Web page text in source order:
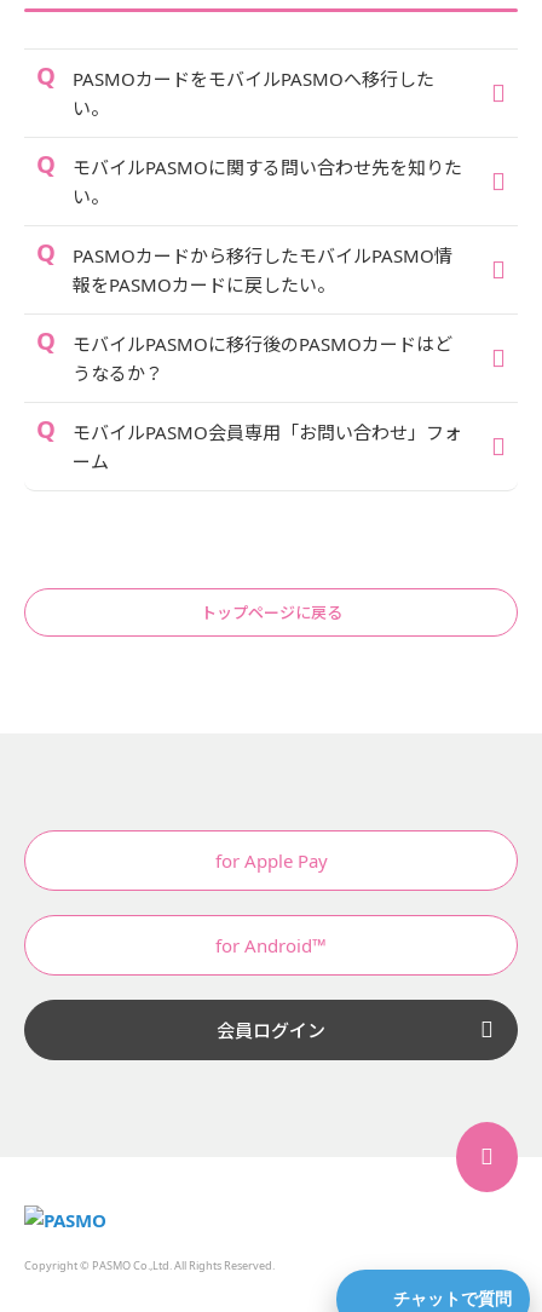
チャットで質問
PASMOカードをモバイルPASMOへ移行した
い。
モバイルPASMOに関する問い合わせ先を知りた
い。
PASMOカードから移行したモバイルPASMO情
報をPASMOカードに戻したい。
モバイルPASMOに移行後のPASMOカードはど
うなるか？
モバイルPASMO会員専用「お問い合わせ」フォ
ーム
トップページに戻る
for Apple Pay
for Android™
会員ログイン
Copyright © PASMO Co.,Ltd. All Rights Reserved.